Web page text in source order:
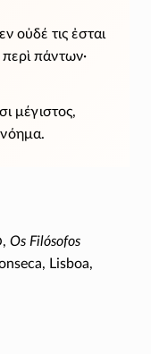
οὐδέ τις ἐσται
πάντων·
μέγιστος,
νόημα.
,Os Filósofos
Lisboa,